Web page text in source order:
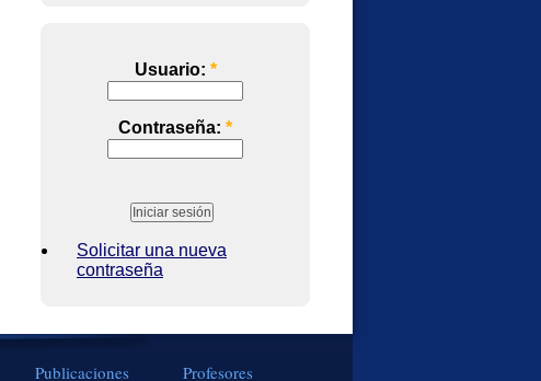
Usuario: *
Contraseña: *
Solicitar una nueva
contraseña
Publicaciones Profesores